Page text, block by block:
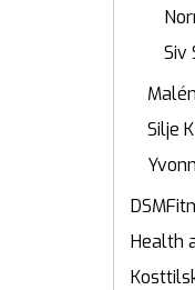
Siv
Silje
Health